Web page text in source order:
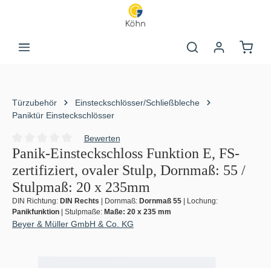
Türzubehör
Einsteckschlösser/Schließbleche
Paniktür Einsteckschlösser
Durchschnittliche Bewertung von 0 von 5 Sternen
Bewerten
Panik-Einsteckschloss Funktion E, FS-
zertifiziert, ovaler Stulp, Dornmaß: 55 /
Stulpmaß: 20 x 235mm
DIN Richtung: DIN Rechts | Dornmaß: Dornmaß 55 | Lochung:
Panikfunktion | Stulpmaße: Maße: 20 x 235 mm
Beyer & Müller GmbH & Co. KG